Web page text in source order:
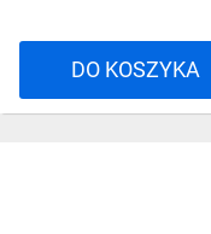
DO KOSZYKA